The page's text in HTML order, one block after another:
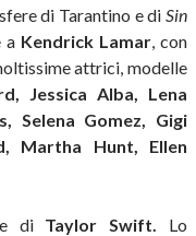
di Tarantino e diSin
a Kendrick Lamar, con
attrici, modelle
Jessica Alba, Lena
Selena Gomez, Gigi
Martha Hunt, Ellen
di Taylor Swift. Lo